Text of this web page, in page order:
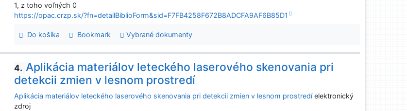
1, z toho voľných 0
https://opac.crzp.sk/?fn=detailBiblioForm&sid=F7FB4258F672B8ADCFA9AF6B85D1
Do košíka Bookmark Vybrané dokumenty
4. Aplikácia materiálov leteckého laserového skenovania pri
detekcii zmien v lesnom prostredí
Aplikácia materiálov leteckého laserového skenovania pri detekcii zmien v lesnom prostredíelektronický
zdroj